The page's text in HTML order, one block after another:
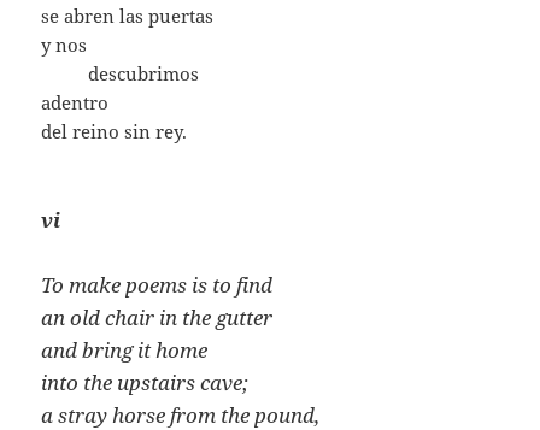
se abren las puertas
y nos
………descubrimos
adentro
del reino sin rey.
vi
To make poems is to find
an old chair in the gutter
and bring it home
into the upstairs cave;
a stray horse from the pound,